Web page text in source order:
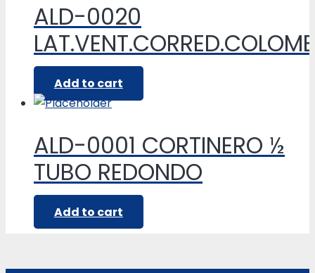
ALD-0020
Add to cart
ALD-0001 CORTINERO ½
TUBO REDONDO
Add to cart